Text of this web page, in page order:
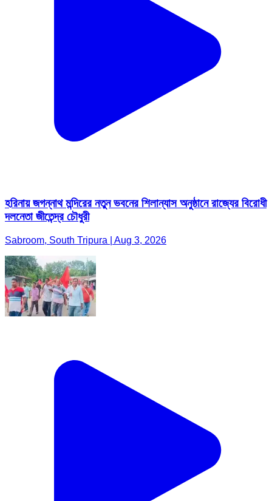
হরিনায় জগন্নাথ মন্দিরের নতুন ভবনের শিলান্যাস অনুষ্ঠানে রাজ্যের বিরোধী
দলনেতা জীতেন্দ্র চৌধুরী
Sabroom, South Tripura | Aug 3, 2026